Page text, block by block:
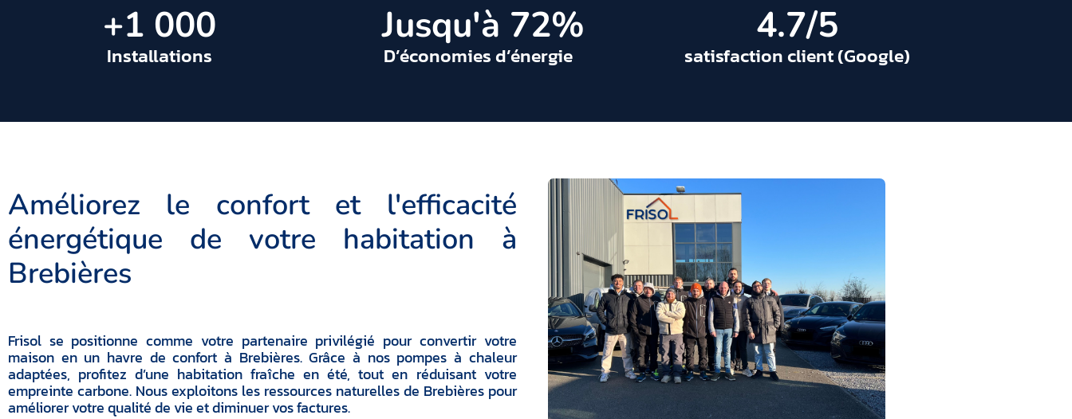
Installations
+1 000
D’économies d’énergie
Jusqu'à 72%
satisfaction client (Google)
4.7/5
Améliorez le confort et l'efficacité
énergétique de votre habitation à
Brebières
Frisol se positionne comme votre partenaire privilégié pour convertir votre
maison en un havre de confort à Brebières. Grâce à nos pompes à chaleur
adaptées, profitez d’une habitation fraîche en été, tout en réduisant votre
empreinte carbone. Nous exploitons les ressources naturelles de Brebières pour
améliorer votre qualité de vie et diminuer vos factures.